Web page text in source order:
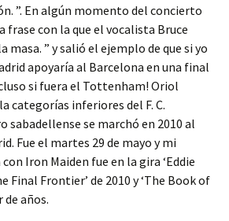
”. En algún momento del concierto
frase con la que el vocalista Bruce
masa. ” y salió el ejemplo de que si yo
apoyaría al Barcelona en una final
si fuera el Tottenham! Oriol
categorías inferiores del F. C.
sabadellense se marchó en 2010 al
Fue el martes 29 de mayo y mi
Iron Maiden fue en la gira ‘Eddie
Final Frontier’ de 2010 y ‘The Book of
de años.